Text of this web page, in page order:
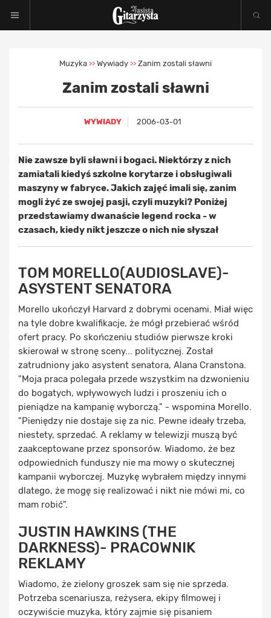
Muzyka >> Wywiady >> Zanim zostali sławni
Zanim zostali sławni
WYWIADY 2006-03-01
Nie zawsze byli sławni i bogaci. Niektórzy z nich
zamiatali kiedyś szkolne korytarze i obsługiwali
maszyny w fabryce. Jakich zajęć imali się, zanim
mogli żyć ze swojej pasji, czyli muzyki? Poniżej
przedstawiamy dwanaście legend rocka - w
czasach, kiedy nikt jeszcze o nich nie słyszał
TOM MORELLO(AUDIOSLAVE)-
ASYSTENT SENATORA
Morello ukończył Harvard z dobrymi ocenami. Miał więc
na tyle dobre kwalifikacje, że mógł przebierać wśród
ofert pracy. Po skończeniu studiów pierwsze kroki
skierował w stronę sceny... politycznej. Został
zatrudniony jako asystent senatora, Alana Cranstona.
"Moja praca polegała przede wszystkim na dzwonieniu
do bogatych, wpływowych ludzi i proszeniu ich o
pieniądze na kampanię wyborczą." - wspomina Morello.
"Pieniędzy nie dostaje się za nic. Pewne ideały trzeba,
niestety, sprzedać. A reklamy w telewizji muszą być
zaakceptowane przez sponsorów. Wiadomo, że bez
odpowiednich funduszy nie ma mowy o skutecznej
kampanii wyborczej. Muzykę wybrałem między innymi
dlatego, że mogę się realizować i nikt nie mówi mi, co
mam robić".
JUSTIN HAWKINS (THE
DARKNESS)- PRACOWNIK
REKLAMY
Wiadomo, że zielony groszek sam się nie sprzeda.
Potrzeba scenariusza, reżysera, ekipy filmowej i
oczywiście muzyka, który zajmie się pisaniem